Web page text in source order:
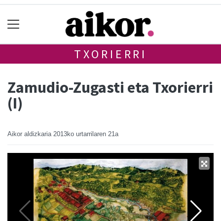
TXORIERRI
Zamudio-Zugasti eta Txorierri
(I)
Aikor aldizkaria 2013ko urtarrilaren 21a